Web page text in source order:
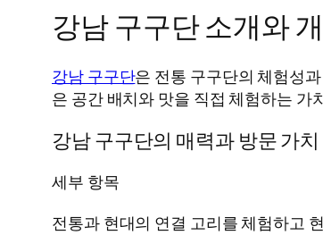
강남 구구단 소개와
강남 구구단은 전통 구구단의 체험성
은 공간 배치와 맛을 직접 체험하는 가
강남 구구단의 매력과 방문 가치
세부 항목
전통과 현대의 연결 고리를 체험하고